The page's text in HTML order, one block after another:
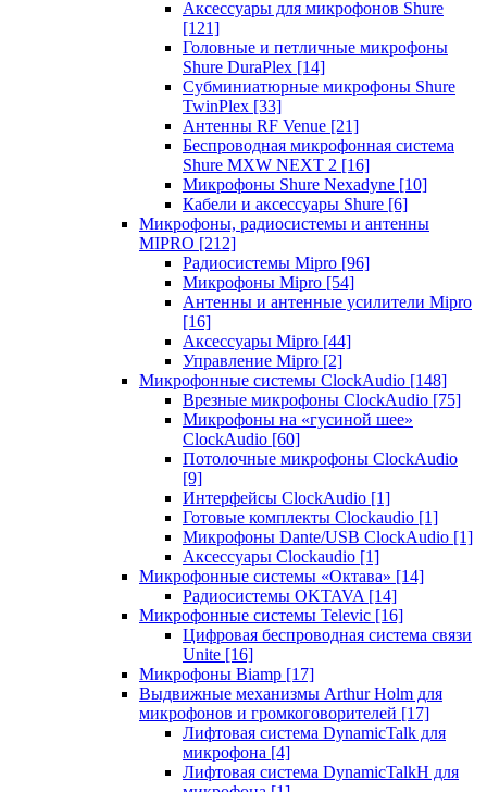
Аксессуары для микрофонов Shure
[121]
Головные и петличные микрофоны
Shure DuraPlex [14]
Субминиатюрные микрофоны Shure
TwinPlex [33]
Антенны RF Venue [21]
Беспроводная микрофонная система
Shure MXW NEXT 2 [16]
Микрофоны Shure Nexadyne [10]
Кабели и аксессуары Shure [6]
Микрофоны, радиосистемы и антенны
MIPRO [212]
Радиосистемы Mipro [96]
Микрофоны Mipro [54]
Антенны и антенные усилители Mipro
[16]
Аксессуары Mipro [44]
Управление Mipro [2]
Микрофонные системы ClockAudio [148]
Врезные микрофоны ClockAudio [75]
Микрофоны на «гусиной шее»
ClockAudio [60]
Потолочные микрофоны ClockAudio
[9]
Интерфейсы ClockAudio [1]
Готовые комплекты Clockaudio [1]
Микрофоны Dante/USB ClockAudio [1]
Аксессуары Clockaudio [1]
Микрофонные системы «Октава» [14]
Радиосистемы OKTAVA [14]
Микрофонные системы Televic [16]
Цифровая беспроводная система связи
Unite [16]
Микрофоны Biamp [17]
Выдвижные механизмы Arthur Holm для
микрофонов и громкоговорителей [17]
Лифтовая система DynamicTalk для
микрофона [4]
Лифтовая система DynamicTalkH для